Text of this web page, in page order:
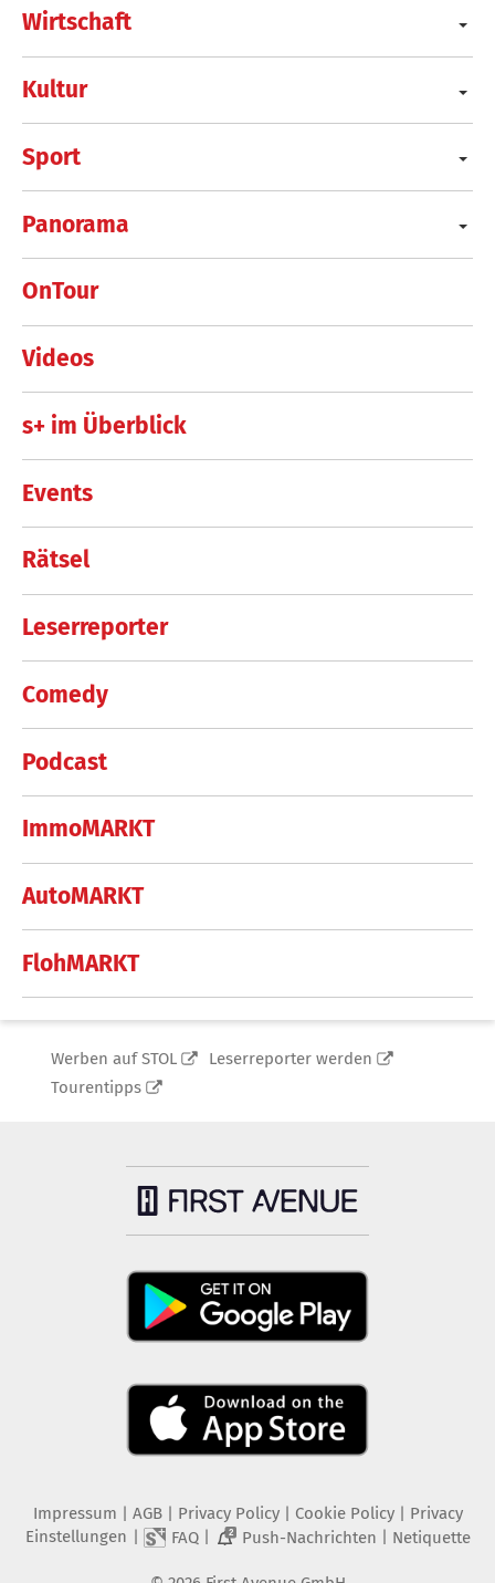
Wirtschaft
Kultur
Sport
Panorama
OnTour
Videos
s+ im Überblick
Events
Rätsel
Leserreporter
Comedy
Podcast
ImmoMARKT
AutoMARKT
FlohMARKT
Werben auf STOL
Leserreporter werden
Tourentipps
Impressum | AGB | Privacy Policy| Cookie Policy| Privacy
Einstellungen | FAQ| 2 Push-Nachrichten | Netiquette